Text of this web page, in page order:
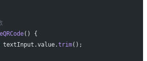
() {
trim();